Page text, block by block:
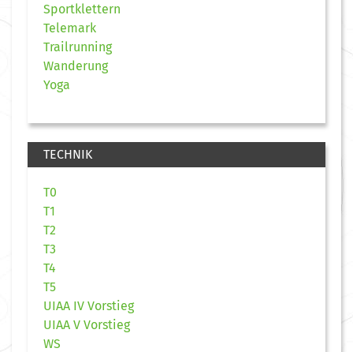
Sportklettern
Telemark
Trailrunning
Wanderung
Yoga
TECHNIK
T0
T1
T2
T3
T4
T5
UIAA IV Vorstieg
UIAA V Vorstieg
WS